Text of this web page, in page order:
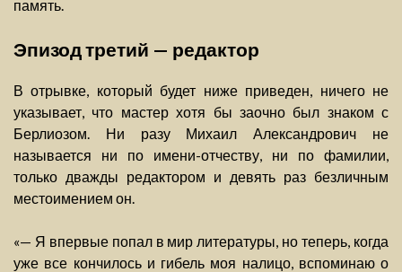
память.
Эпизод третий — редактор
В отрывке, который будет ниже приведен, ничего не
указывает, что мастер хотя бы заочно был знаком с
Берлиозом. Ни разу Михаил Александрович не
называется ни по имени-отчеству, ни по фамилии,
только дважды редактором и девять раз безличным
местоимением он.
«— Я впервые попал в мир литературы, но теперь, когда
уже все кончилось и гибель моя налицо, вспоминаю о